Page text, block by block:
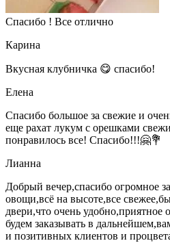
Спасибо ! Все отлично
Карина
Вкусная клубничка 😋 спасибо!
Елена
Спасибо большое за свежие и
еще рахат лукум с орешками
понравилось все! Спасибо!!!🤗💐
Лианна
Добрый вечер,спасибо огромное
овощи,всё на высоте,все
двери,что очень удобно,приятное
будем заказывать в
и позитивных клиентов и